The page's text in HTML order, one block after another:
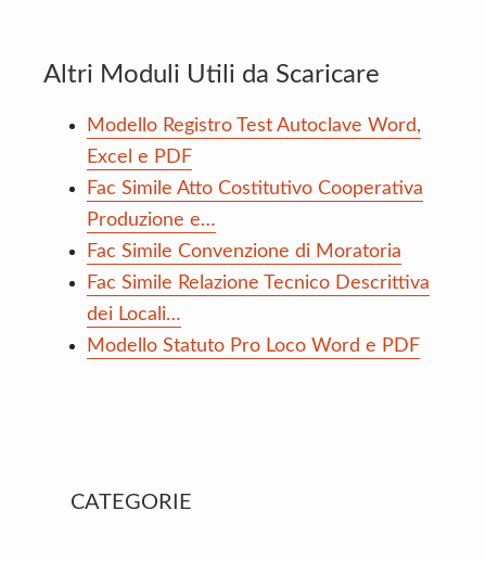
Altri Moduli Utili da Scaricare
Modello Registro Test Autoclave Word,
Excel e PDF
Fac Simile Atto Costitutivo Cooperativa
Produzione e…
Fac Simile Convenzione di Moratoria
Fac Simile Relazione Tecnico Descrittiva
dei Locali…
Modello Statuto Pro Loco Word e PDF
Primary
CATEGORIE